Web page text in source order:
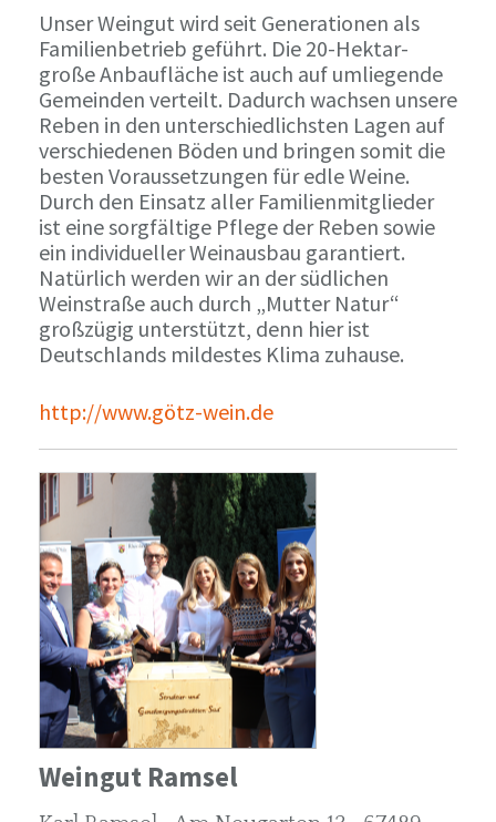
Unser Weingut wird seit Generationen als
Familienbetrieb geführt. Die 20-Hektar-
große Anbaufläche ist auch auf umliegende
Gemeinden verteilt. Dadurch wachsen unsere
Reben in den unterschiedlichsten Lagen auf
verschiedenen Böden und bringen somit die
besten Voraussetzungen für edle Weine.
Durch den Einsatz aller Familienmitglieder
ist eine sorgfältige Pflege der Reben sowie
ein individueller Weinausbau garantiert.
Natürlich werden wir an der südlichen
Weinstraße auch durch „Mutter Natur“
großzügig unterstützt, denn hier ist
Deutschlands mildestes Klima zuhause.
http://www.götz-wein.de
Weingut Ramsel